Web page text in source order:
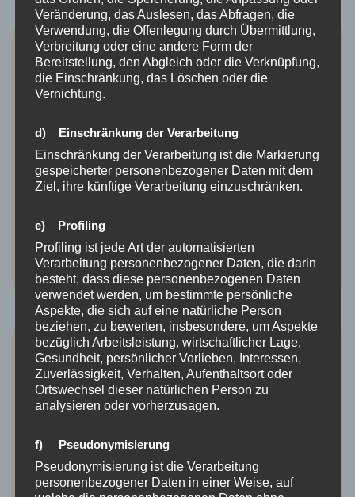
16.02.2022 BZ Wasservögel aus dem
hohen Norden besuchen im Winter
den Rhein bei Weisweil
Wasservögel aus dem hohen Norden besuchen im Winter
den Rhein bei Weisweil Von Ruth SeitzMi, 16. Februar 2022
Weisweil Bei einer Exkursion der Nabu-Gruppe
19. Januar 2022 BZ Weniger
Spritzmittel im Weinberg
geben – und mehr Arten Von Dirk Sattelberger Mi, 19. Januar
2022 um 16:19 Uhr Breisach…
Weiterlesen…
Veränderung, das Auslesen, das Abfragen, die
Verwendung, die Offenlegung durch Übermittlung,
Verbreitung oder eine andere Form der
Bereitstellung, den Abgleich oder die Verknüpfung,
die Einschränkung, das Löschen oder die
Vernichtung.
d) Einschränkung der Verarbeitung
Einschränkung der Verarbeitung ist die Markierung
gespeicherter personenbezogener Daten mit dem
Ziel, ihre künftige Verarbeitung einzuschränken.
e) Profiling
Profiling ist jede Art der automatisierten
Verarbeitung personenbezogener Daten, die darin
besteht, dass diese personenbezogenen Daten
verwendet werden, um bestimmte persönliche
Aspekte, die sich auf eine natürliche Person
beziehen, zu bewerten, insbesondere, um Aspekte
bezüglich Arbeitsleistung, wirtschaftlicher Lage,
Gesundheit, persönlicher Vorlieben, Interessen,
Zuverlässigkeit, Verhalten, Aufenthaltsort oder
Ortswechsel dieser natürlichen Person zu
analysieren oder vorherzusagen.
f) Pseudonymisierung
Pseudonymisierung ist die Verarbeitung
personenbezogener Daten in einer Weise, auf